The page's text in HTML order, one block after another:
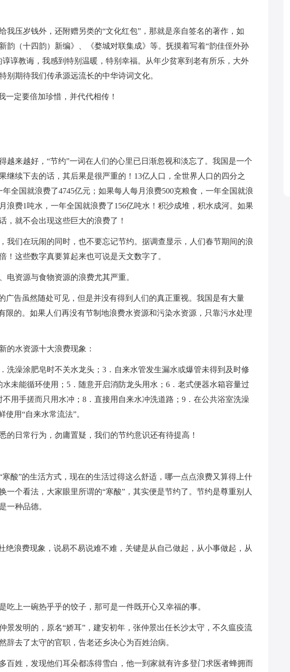
我压岁钱外，还附赠另类的“文化红包”，那就是亲自签名的著作，如
韵（十四韵）新编》、《婺城对联集成》等。抚摸着写着“韵佳侄外孙
谆教诲，我感到特别温暖，特别幸福。从年少贫寒到老有所乐，大外
别期待我们传承源远流长的中华诗词文化。
一定要倍加珍惜，并代代相传！
越来越好，“节约”一词在人们的心里已日渐忽视和淡忘了。我国是一个
继续下去的话，其后果是很严重的！13亿人口，全世界人口的四分之
全国就浪费了4745亿元；如果每人每月浪费500克粮食，一年全国就浪
浪费1吨水，一年全国就浪费了156亿吨水！积沙成堆，积水成河。如果
，就不会出现这些巨大的浪费了！
我们在玩闹的同时，也不要忘记节约。据调查显示，人们春节期间的浪
！这些数字真要算起来也可说是天文数字了。
电资源与食物资源的浪费尤其严重。
广告虽然随处可见，但是并没有得到人们的真正重视。我国是有大量
限的。如果人们再没有节制地浪费水资源和污染水资源，只靠污水处理
的水资源十大浪费现象：
洗澡涂肥皂时不关水龙头；3．自来水管发生漏水或爆管未得到及时修
未能循环使用；5．随意开启消防龙头用水；6．老式便器水箱容量过
用手搓而只用水冲；8．直接用自来水冲洗道路；9．在公共浴室洗澡
使用“自来水常流法”。
的日常行为，勿庸置疑，我们的节约意识还有待提高！
酸”的生活方式，现在的生活过得这么舒适，哪一点点浪费又算得上什
一个看法，大家眼里所谓的“寒酸”，其实便是节约了。节约是尊重别人
一种品德。
绝浪费现象，说易不易说难不难，关键是从自己做起，从小事做起，从
吃上一碗热乎乎的饺子，那可是一件既开心又幸福的事。
景发明的，原名“娇耳”，建安初年，张仲景出任长沙太守，不久瘟疫流
辞去了太守的官职，告老还乡决心为百姓治病。
百姓，发现他们耳朵都冻得雪白，他一到家就有许多登门求医者蜂拥而